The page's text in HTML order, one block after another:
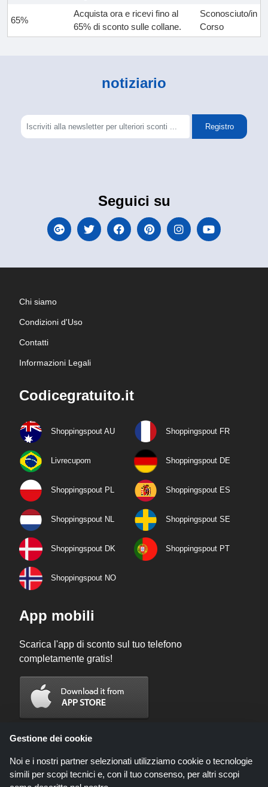
65%
Acquista ora e ricevi fino al
65% di sconto sulle collane.
Sconosciuto/in
Corso
notiziario
Registro
Seguici su
Chi siamo
Condizioni d'Uso
Contatti
Informazioni Legali
Codicegratuito.it
Shoppingspout AU Shoppingspout FR
Livrecupom Shoppingspout DE
Shoppingspout PL Shoppingspout ES
Shoppingspout NL Shoppingspout SE
Shoppingspout DK Shoppingspout PT
Shoppingspout NO
App mobili
Scarica l'app di sconto sul tuo telefono
completamente gratis!
Gestione dei cookie
Noi e i nostri partner selezionati utilizziamo cookie o tecnologie
simili per scopi tecnici e, con il tuo consenso, per altri scopi